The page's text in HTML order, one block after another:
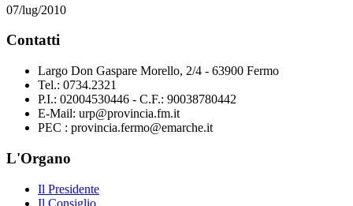
07/lug/2010
Contatti
Largo Don Gaspare Morello, 2/4 - 63900 Fermo
Tel.: 0734.2321
P.I.: 02004530446 - C.F.: 90038780442
E-Mail: urp@provincia.fm.it
PEC : provincia.fermo@emarche.it
L'Organo
Il Presidente
Il Consiglio